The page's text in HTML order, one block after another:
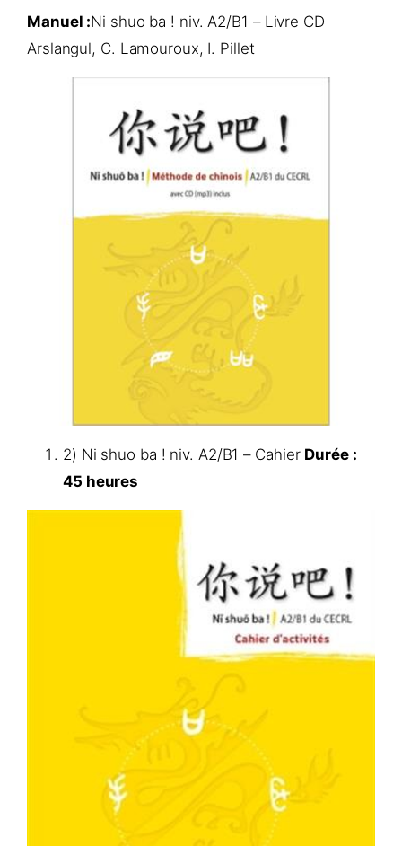
Manuel :Ni shuo ba ! niv. A2/B1 – Livre CD
Arslangul, C. Lamouroux, I. Pillet
2) Ni shuo ba ! niv. A2/B1 – Cahier Durée :
45 heures